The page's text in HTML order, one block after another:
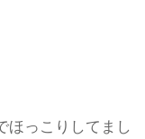
ほっこりしてまし